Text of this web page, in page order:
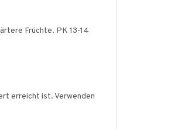
Früchte. PK 13-14
erreicht ist. Verwenden